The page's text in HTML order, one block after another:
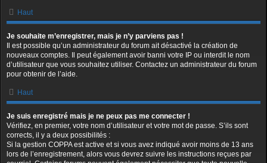
Haut
Je souhaite m’enregistrer, mais je n’y parviens pas !
Il est possible qu’un administrateur du forum ait désactivé la création de
nouveaux comptes. Il peut également avoir banni votre IP ou interdit le nom
d’utilisateur que vous souhaitez utiliser. Contactez un administrateur du forum
pour obtenir de l’aide.
Haut
Je suis enregistré mais je ne peux pas me connecter !
Vérifiez, en premier, votre nom d’utilisateur et votre mot de passe. S’ils sont
corrects, il y a deux possibilités :
Si la gestion COPPA est active et si vous avez indiqué avoir moins de 13 ans
lors de l’enregistrement, alors vous devrez suivre les instructions reçues par